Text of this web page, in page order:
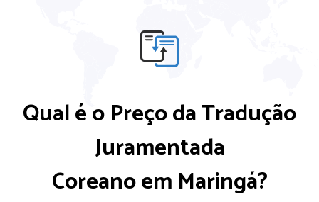
Qual é o Preço da Tradução
Juramentada
Coreano em Maringá?